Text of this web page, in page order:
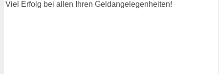
Viel Erfolg bei allen Ihren Geldangelegenheiten!